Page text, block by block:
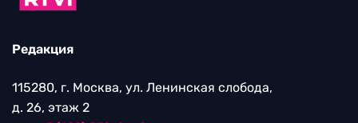
Редакция
115280, г. Москва, ул. Ленинская слобода,
д. 26, этаж 2